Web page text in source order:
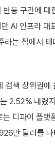
등 구간에 대
AI 인프라 대
는 점에서 테
색 상위권에
2.52% 내렸
디파이 플
만 달러를